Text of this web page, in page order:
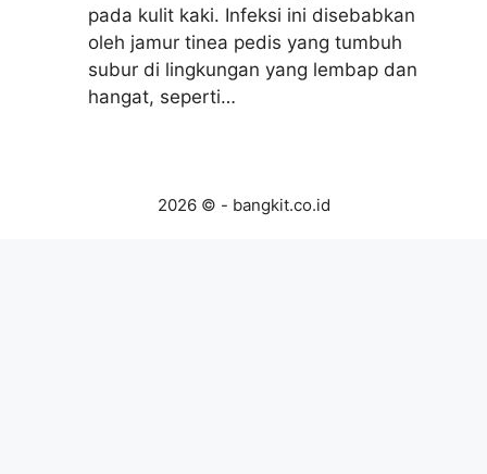
pada kulit kaki. Infeksi ini disebabkan
oleh jamur tinea pedis yang tumbuh
subur di lingkungan yang lembap dan
hangat, seperti…
2026 © - bangkit.co.id